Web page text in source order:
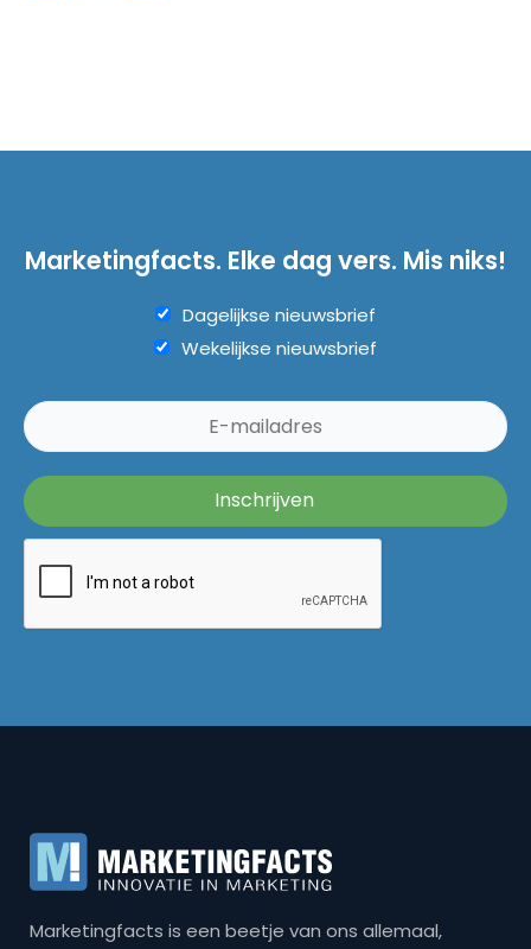
Marketingfacts. Elke dag vers. Mis niks!
Dagelijkse nieuwsbrief
Wekelijkse nieuwsbrief
Marketingfacts is een beetje van ons allemaal,